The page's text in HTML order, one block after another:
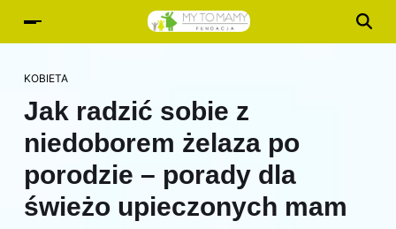
KOBIETA
Jak radzić sobie z
niedoborem żelaza po
porodzie – porady dla
świeżo upieczonych mam